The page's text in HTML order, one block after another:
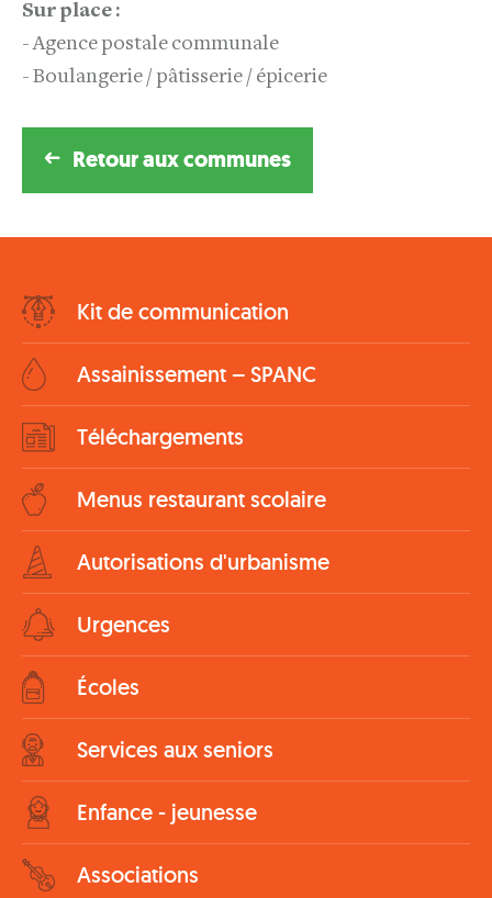
Sur place :
- Agence postale communale
- Boulangerie / pâtisserie / épicerie
Retour aux communes
Menu
Kit de communication
Assainissement – SPANC
Téléchargements
Menus restaurant scolaire
Autorisations d'urbanisme
Urgences
Écoles
Services aux seniors
Enfance - jeunesse
Associations